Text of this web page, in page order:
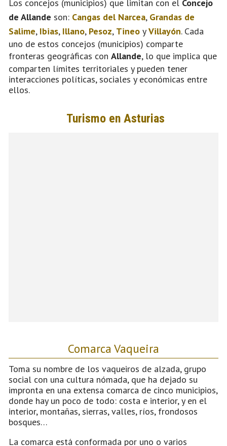
Los concejos (municipios) que limitan con el Concejo
de Allande son: Cangas del Narcea, Grandas de
Salime, Ibias, Illano, Pesoz, Tineo yVillayón. Cada
uno de estos concejos (municipios) comparte
fronteras geográficas con Allande, lo que implica que
comparten límites territoriales y pueden tener
interacciones políticas, sociales y económicas entre
ellos.
Comarca Vaqueira
Toma su nombre de los vaqueiros de alzada, grupo
social con una cultura nómada, que ha dejado su
impronta en una extensa comarca de cinco municipios,
donde hay un poco de todo: costa e interior, y en el
interior, montañas, sierras, valles, ríos, frondosos
bosques…
La comarca está conformada por uno o varios